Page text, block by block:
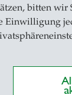
bitten wir
Einwilligung